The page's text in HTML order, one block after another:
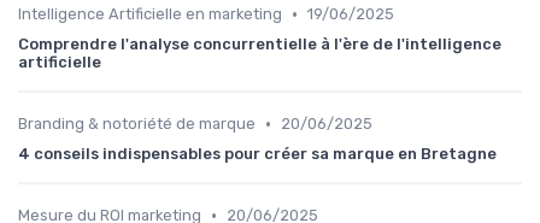
Intelligence Artificielle en marketing • 19/06/2025
Comprendre l'analyse concurrentielle à l'ère de l'intelligence
artificielle
Branding & notoriété de marque •
20/06/2025
4 conseils indispensables pour créer sa marque en Bretagne
Mesure du ROI marketing •
20/06/2025